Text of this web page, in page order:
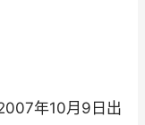
年10月9日出